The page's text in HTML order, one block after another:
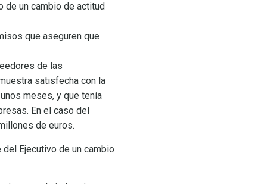
de un cambio de actitud
que aseguren que
de las
satisfecha con la
meses, y que tenía
En el caso del
de euros.
Ejecutivo de un cambio